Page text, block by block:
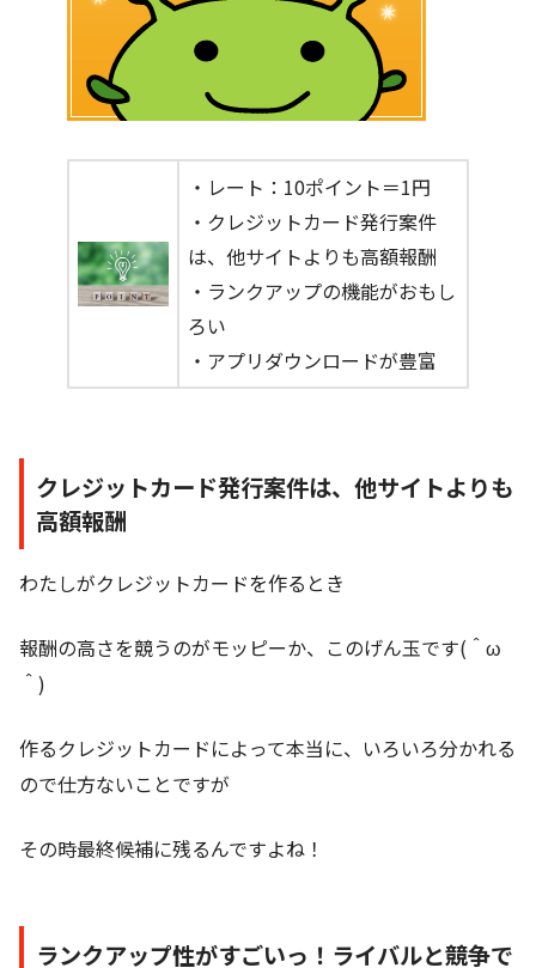
・レート：10ポイント＝1円
・クレジットカード発行案件
は、他サイトよりも高額報酬
・ランクアップの機能がおもし
ろい
・アプリダウンロードが豊富
クレジットカード発行案件は、他サイトよりも
高額報酬
わたしがクレジットカードを作るとき
報酬の高さを競うのがモッピーか、このげん玉です(＾ω
＾)
作るクレジットカードによって本当に、いろいろ分かれる
ので仕方ないことですが
その時最終候補に残るんですよね！
ランクアップ性がすごいっ！ライバルと競争で